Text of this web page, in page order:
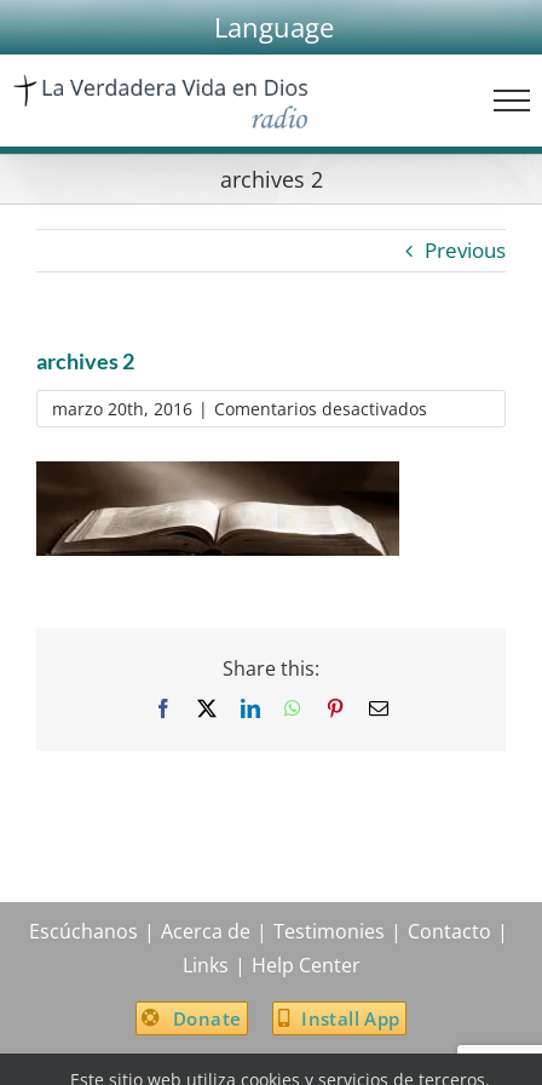
Skip
to
content
Language
archives 2
Previous
archives 2
marzo 20th, 2016 | Comentarios desactivados
archives
Share this:
Facebook LinkedInWhatsApp
PinterestEmail
Escúchanos Acerca de Testimonies
Contacto
Links
Help Center
Donate Install App
Este sitio web utiliza cookies y servicios de terceros.